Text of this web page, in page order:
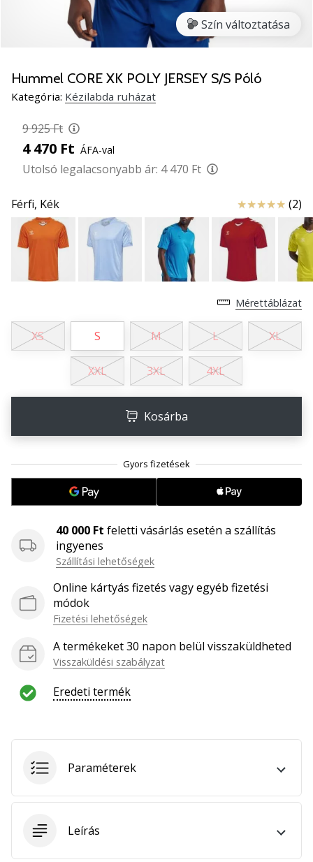
új
PUMA
Accelerate
SQD
kézilabda
Fedezd
fel
a
technikai
újdonságokat
és
megéri…
3 perces olvasási idő
a
márkánk
nagykövete
Te
kézilabda-
őrült
mi?
Csatlakozz
márkanagykövetként.
Minden cikk
Szín változtatása
Hummel CORE XK POLY JERSEY S/S Póló
Kategória: Kézilabda ruházat
9 925 Ft
4 470 Ft ÁFA-val
Utolsó legalacsonyabb ár: 4 470 Ft
Férfi, Kék Értékelés (2)
Mérettáblázat
XS S M L XL
XXL 3XL 4XL
Kosárba
40 000 Ft feletti vásárlás esetén a szállítás
ingyenes
Szállítási lehetőségek
Online kártyás fizetés vagy egyéb fizetési
módok
Fizetési lehetőségek
A termékeket 30 napon belül visszaküldheted
Visszaküldési szabályzat
Eredeti termék
Paraméterek
Leírás